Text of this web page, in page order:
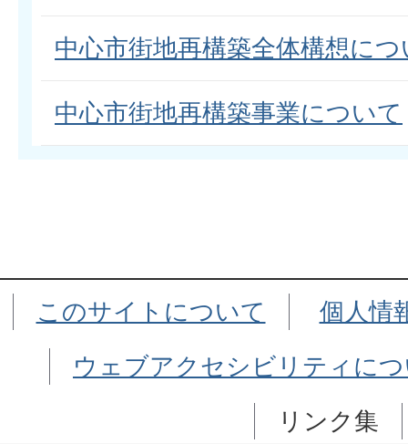
中心市街地再構築全体構想に
中心市街地再構築事業について
このサイトについて
個人情
ウェブアクセシビリティに
リンク集